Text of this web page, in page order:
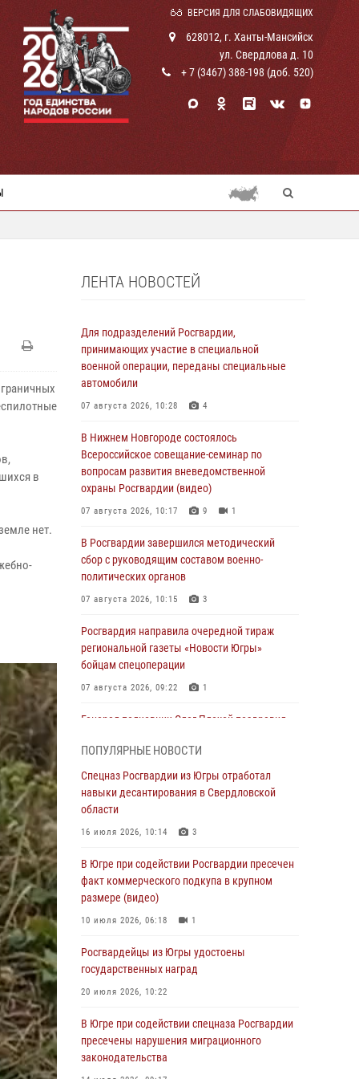
ВЕРСИЯ ДЛЯ СЛАБОВИДЯЩИХ
628012, г. Ханты-Мансийск
ул. Свердлова д. 10
+ 7 (3467) 388-198 (доб. 520)
в
нет.
ЛЕНТА НОВОСТЕЙ
Для подразделений Росгвардии,
принимающих участие в специальной
военной операции, переданы специальные
автомобили
07 августа 2026, 10:28 4
В Нижнем Новгороде состоялось
Всероссийское совещание-семинар по
вопросам развития вневедомственной
охраны Росгвардии (видео)
07 августа 2026, 10:17 9 1
В Росгвардии завершился методический
сбор с руководящим составом военно-
политических органов
07 августа 2026, 10:15 3
Росгвардия направила очередной тираж
региональной газеты «Новости Югры»
бойцам спецоперации
07 августа 2026, 09:22 1
Генерал-полковник Олег Плохой поздравил
подразделений Росгвардии с
профессиональным праздником
07 августа 2026, 06:02
Делегация МВД Республики Беларусь
работы Росгвардии в Москве (видео)
06 августа 2026, 11:29 5 1
06 августа 2026, 11:28
армии Ивана Кирилловича Яковлева
06 августа 2026, 11:26 6
ПОПУЛЯРНЫЕ НОВОСТИ
Спецназ Росгвардии из Югры отработал
навыки десантирования в Свердловской
области
16 июля 2026, 10:14 3
В Югре при содействии Росгвардии пресечен
факт коммерческого подкупа в крупном
размере (видео)
10 июля 2026, 06:18 1
Росгвардейцы из Югры удостоены
государственных наград
20 июля 2026, 10:22
В Югре при содействии спецназа Росгвардии
пресечены нарушения миграционного
законодательства